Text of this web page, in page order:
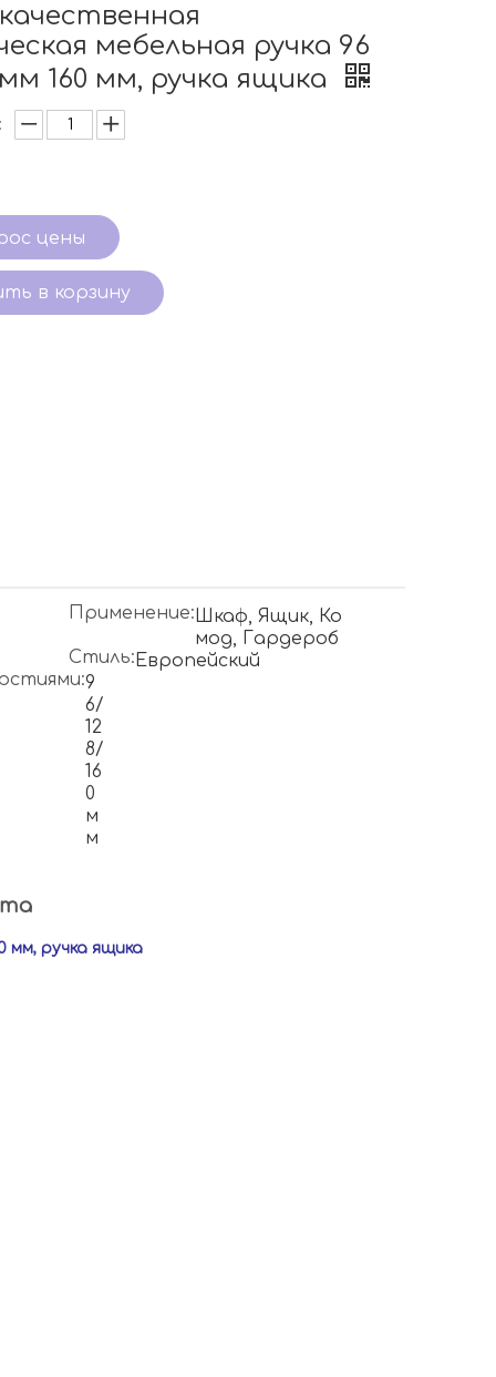
мебельная ручка 96
160 мм, ручка ящика
цены
в корзину
Применение: Шкаф, Ящик, Ко
мод, Гардероб
Стиль: Европейский
9
6/
12
8/
16
0
м
м
мм, ручка ящика